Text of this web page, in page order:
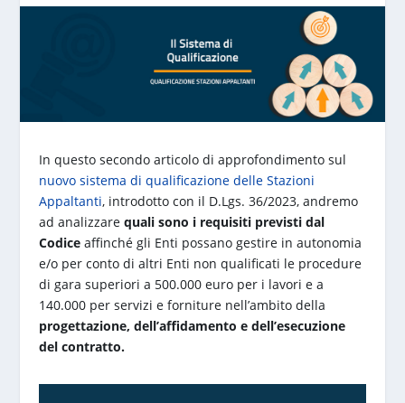
In questo secondo articolo di approfondimento sul
nuovo sistema di qualificazione delle Stazioni
Appaltanti, introdotto con il D.Lgs. 36/2023, andremo
ad analizzare quali sono i requisiti previsti dal
Codiceaffinché gli Enti possano gestire in autonomia
e/o per conto di altri Enti non qualificati le procedure
di gara superiori a 500.000 euro per i lavori e a
140.000 per servizi e forniture nell’ambito della
progettazione, dell’affidamento e dell’esecuzione
del contratto.